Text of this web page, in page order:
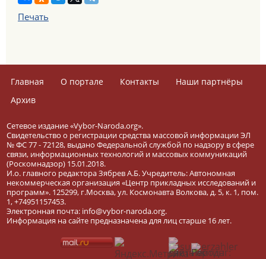
Печать
Главная О портале Контакты
Наши партнёры
Архив
Сетевое издание «Vybor-Naroda.org».
Свидетельство о регистрации средства массовой информации ЭЛ
№ ФС 77 - 72128, выдано Федеральной службой по надзору в сфере
связи, информационных технологий и массовых коммуникаций
(Роскомнадзор) 15.01.2018.
И.о. главного редактора Зябрев А.Б. Учредитель: Автономная
некоммерческая организация «Центр прикладных исследований и
программ». 125299, г.Москва, ул. Космонавта Волкова, д. 5, к. 1, пом.
1, +74951157453.
Электронная почта: info@vybor-naroda.org.
Информация на сайте предназначена для лиц старше 16 лет.